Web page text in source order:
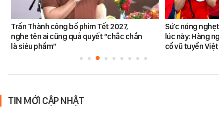
Trấn Thành công bố phim Tết 2027,
nghe tên ai cũng quả quyết “chắc chắn
là siêu phẩm”
Sức nóng nghẹt
lúc này: Hàng
cổ vũ tuyển
TIN MỚI CẬP NHẬT